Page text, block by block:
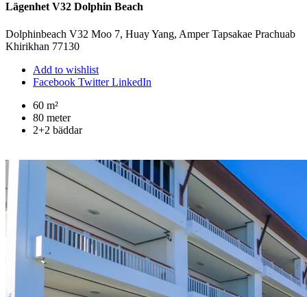
Lägenhet V32 Dolphin Beach
Dolphinbeach V32 Moo 7, Huay Yang, Amper Tapsakae Prachuab
Khirikhan 77130
Add to wishlist
Facebook TwitterLinkedIn
60 m²
80 meter
2+2 bäddar